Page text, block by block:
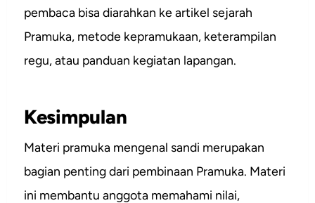
pembaca bisa diarahkan ke artikel sejarah
Pramuka, metode kepramukaan, keterampilan
regu, atau panduan kegiatan lapangan.
Kesimpulan
Materi pramuka mengenal sandi merupakan
bagian penting dari pembinaan Pramuka. Materi
ini membantu anggota memahami nilai,